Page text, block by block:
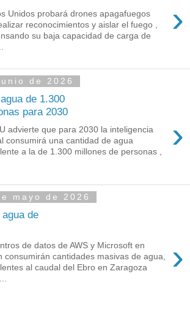
›
Unidos probará drones apagafuegos
reconocimientos y aislar el fuego ,
su baja capacidad de carga de
de 2026
de 1.300
para 2030
›
advierte que para 2030 la inteligencia
consumirá una cantidad de agua
a la de 1.300 millones de personas ,
mayo de 2026
de
›
de datos de AWS y Microsoft en
consumirán cantidades masivas de agua,
al caudal del Ebro en Zaragoza